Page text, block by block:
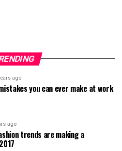
ago
you can ever make at work
ago
trends are making a